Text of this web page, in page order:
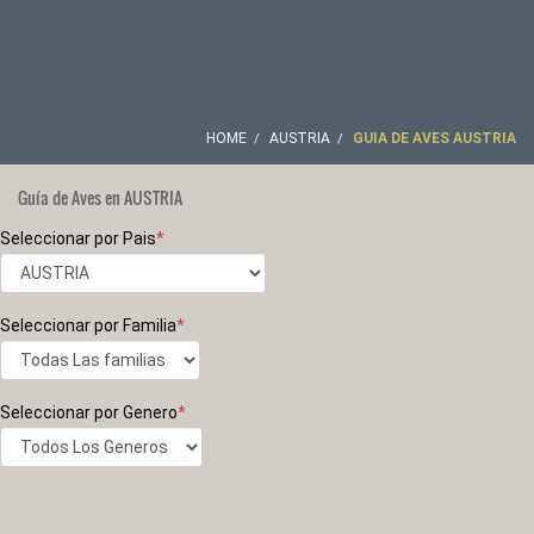
HOME AUSTRIA GUIA DE AVES AUSTRIA
Guía de Aves en AUSTRIA
Seleccionar por Pais*
Seleccionar por Familia*
Seleccionar por Genero*